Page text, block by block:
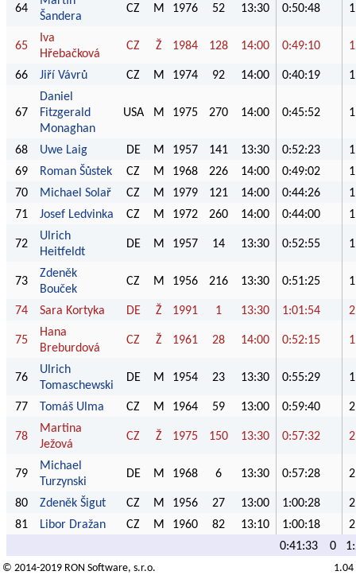
64
Šandera
CZ M 1976 52 13:30 0:50:48
65
Iva
Hřebačková
CZ Ž 1984 128 14:00 0:49:10
66 Jiří Vávrů CZ M 1974 92 14:00 0:40:19
67
Daniel
Fitzgerald
Monaghan
USA M 1975 270 14:00 0:45:52
68 Uwe Laig DE M 1957 141 13:30 0:52:23
69
Roman Šůstek CZ M 1968 226 14:00 0:49:02
70
Michael Solař CZ M 1979 121 14:00 0:44:26
71
Josef Ledvinka CZ M 1972 260 14:00 0:44:00
72
Ulrich
Heitfeldt
DE M 1957 14 13:30 0:52:55
73
Zdeněk
Bouček
CZ M 1956 216 13:30 0:51:25
74 Sara Kortyka DE Ž 1991 1 13:30 1:01:54
75
Hana
Breburdová
CZ Ž 1961 28 14:00 0:52:15
76
Ulrich
Tomaschewski
DE M 1954 23 13:30 0:55:29
77 Tomáš Ulma CZ M 1964 59 13:00 0:59:40
78
Martina
Ježová
CZ Ž 1975 150 13:30 0:57:32
79
Michael
Turzynski
DE M 1968 6 13:30 0:57:28
80 Zdeněk Šigut CZ M 1956 27 13:00 1:00:28
81
Libor Dražan CZ M 1960 82 13:10 1:00:18
0:41:33
0
© 2014-2019 RON Software, s.r.o. 1.04